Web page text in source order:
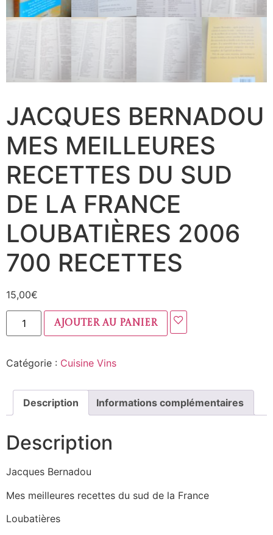
JACQUES BERNADOU
MES MEILLEURES
RECETTES DU SUD
DE LA FRANCE
LOUBATIÈRES 2006
700 RECETTES
15,00€
Ajouter au panier
Catégorie : Cuisine Vins
Description Informations complémentaires
Description
Jacques Bernadou
Mes meilleures recettes du sud de la France
Loubatières